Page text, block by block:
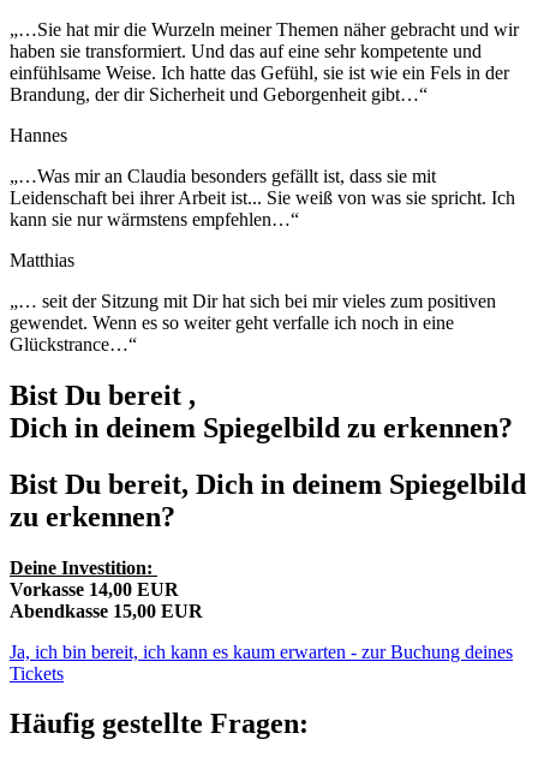
„…Sie hat mir die Wurzeln meiner Themen näher gebracht und wir
haben sie transformiert. Und das auf eine sehr kompetente und
einfühlsame Weise. Ich hatte das Gefühl, sie ist wie ein Fels in der
Brandung, der dir Sicherheit und Geborgenheit gibt…“
Hannes
„…Was mir an Claudia besonders gefällt ist, dass sie mit
Leidenschaft bei ihrer Arbeit ist... Sie weiß von was sie spricht. Ich
kann sie nur wärmstens empfehlen…“
Matthias
„… seit der Sitzung mit Dir hat sich bei mir vieles zum positiven
gewendet. Wenn es so weiter geht verfalle ich noch in eine
Glückstrance…“
Bist Du bereit ,
Dich in deinem Spiegelbild zu erkennen?
Bist Du bereit, Dich in deinem Spiegelbild
zu erkennen?
Deine Investition:
Vorkasse 14,00 EUR
Abendkasse 15,00 EUR
Ja, ich bin bereit, ich kann es kaum erwarten - zur Buchung deines
Tickets
Häufig gestellte Fragen: